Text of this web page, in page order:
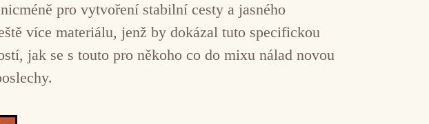
pro vytvoření stabilní cesty a jasného
více materiálu, jenž by dokázal tuto specifickou
jak se s touto pro někoho co do mixu nálad novou